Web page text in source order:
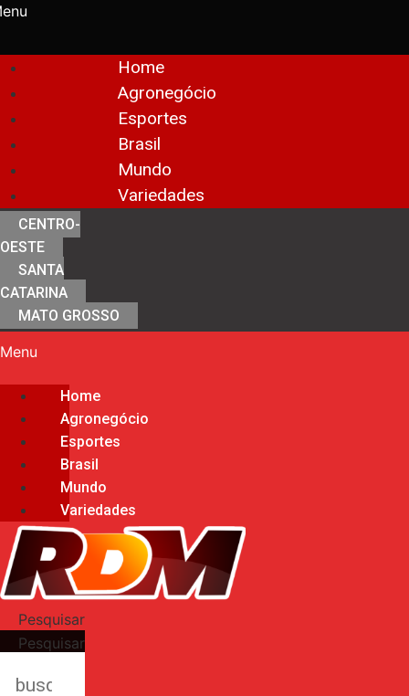
Home
Agronegócio
Esportes
Brasil
Mundo
Variedades
CENTRO-
OESTE
SANTA
CATARINA
MATO GROSSO
Menu
Home
Agronegócio
Esportes
Brasil
Mundo
Variedades
Pesquisar
Pesquisar